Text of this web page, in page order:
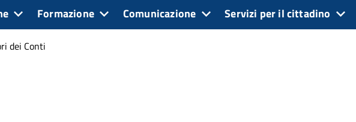
Formazione Comunicazione Servizi per il cittadino
dei Conti